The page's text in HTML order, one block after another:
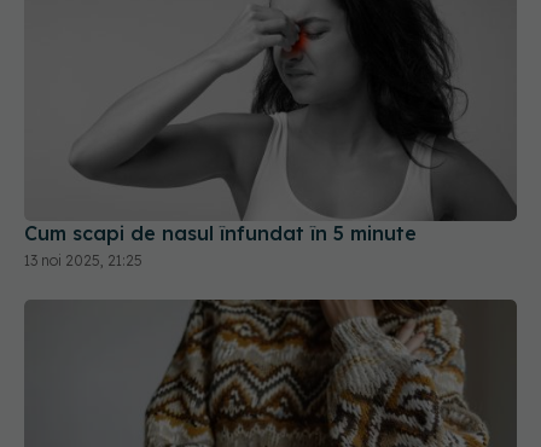
Cum scapi de nasul înfundat în 5 minute
13 noi 2025, 21:25